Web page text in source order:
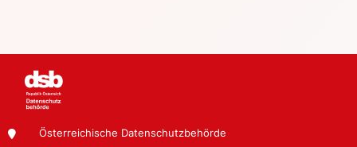
Österreichische Datenschutzbehörde